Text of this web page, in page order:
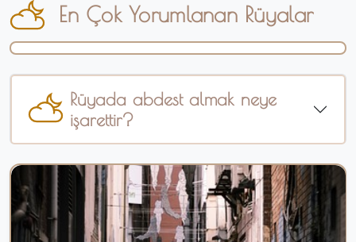
En Çok Yorumlanan Rüyalar
Rüyada abdest almak neye
işarettir?